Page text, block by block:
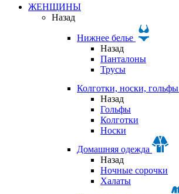
ЖЕНЩИНЫ
Назад
Нижнее белье
Назад
Панталоны
Трусы
Колготки, носки, гольфы
Назад
Гольфы
Колготки
Носки
Домашняя одежда
Назад
Ночные сорочки
Халаты